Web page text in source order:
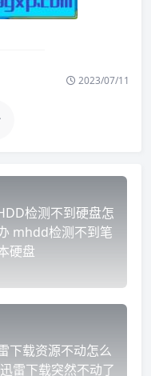
2023/07/11
检测不到硬盘怎
mhdd检测不到笔
硬盘
下载资源不动怎么
雷下载突然不动了